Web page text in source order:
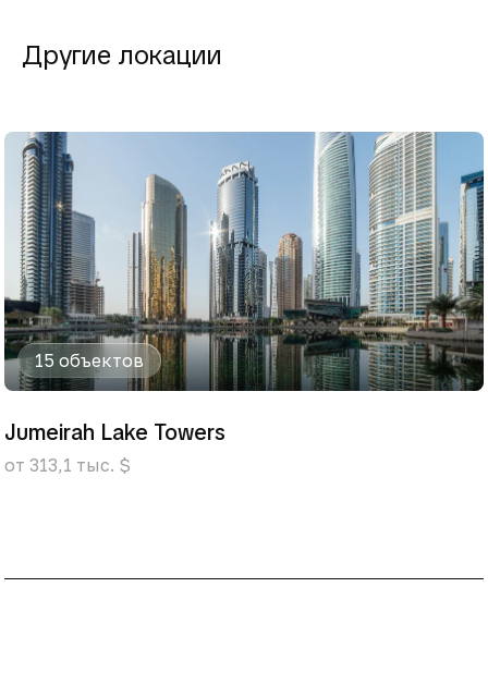
Другие локации
15 объектов
Jumeirah Lake Towers
от 313,1 тыс. $